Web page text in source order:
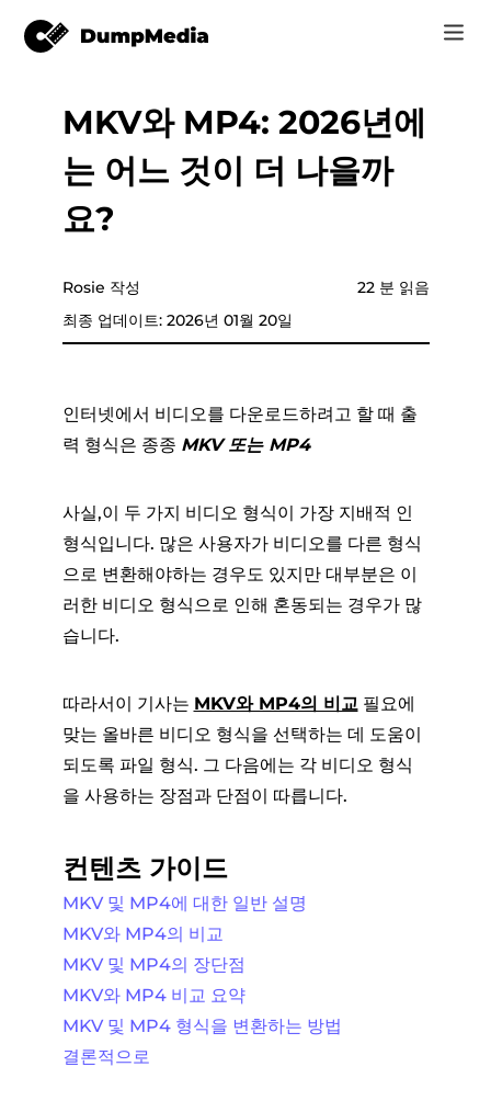
Video
온라인 도구
Spotify mp3로
유튜브 뮤직 MP3
애플 뮤직에 MP3
스노에 MP3
어떻게
로그인
MKV와 MP4: 2026년에
는 어느 것이 더 나을까
요?
Rosie 작성
최종 업데이트: 2026년 01월 20일
22 분 읽음
인터넷에서 비디오를 다운로드하려고 할 때 출
력 형식은 종종 MKV 또는 MP4
사실,이 두 가지 비디오 형식이 가장 지배적 인
형식입니다. 많은 사용자가 비디오를 다른 형식
으로 변환해야하는 경우도 있지만 대부분은 이
러한 비디오 형식으로 인해 혼동되는 경우가 많
습니다.
따라서이 기사는 MKV와 MP4의 비교필요에
맞는 올바른 비디오 형식을 선택하는 데 도움이
되도록 파일 형식. 그 다음에는 각 비디오 형식
을 사용하는 장점과 단점이 따릅니다.
컨텐츠 가이드
MKV 및 MP4에 대한 일반 설명
MKV와 MP4의 비교
MKV 및 MP4의 장단점
MKV와 MP4 비교 요약
MKV 및 MP4 형식을 변환하는 방법
결론적으로